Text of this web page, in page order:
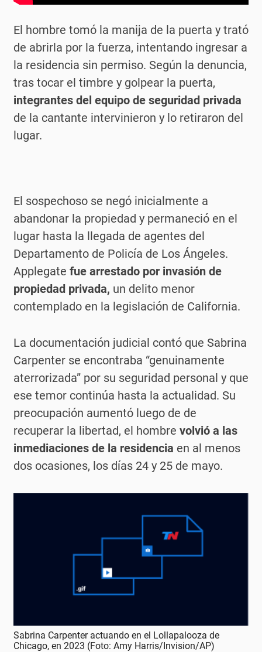
El hombre tomó la manija de la puerta y trató
de abrirla por la fuerza, intentando ingresar a
la residencia sin permiso. Según la denuncia,
tras tocar el timbre y golpear la puerta,
integrantes del equipo de seguridad privada
de la cantante intervinieron y lo retiraron del
lugar.
El sospechoso se negó inicialmente a
abandonar la propiedad y permaneció en el
lugar hasta la llegada de agentes del
Departamento de Policía de Los Ángeles.
Applegate fue arrestado por invasión de
propiedad privada, un delito menor
contemplado en la legislación de California.
La documentación judicial contó que Sabrina
Carpenter se encontraba “genuinamente
aterrorizada” por su seguridad personal y que
ese temor continúa hasta la actualidad. Su
preocupación aumentó luego de de
recuperar la libertad, el hombre volvió a las
inmediaciones de la residencia en al menos
dos ocasiones, los días 24 y 25 de mayo.
Sabrina Carpenter actuando en el Lollapalooza de
Chicago, en 2023 (Foto: Amy Harris/Invision/AP)